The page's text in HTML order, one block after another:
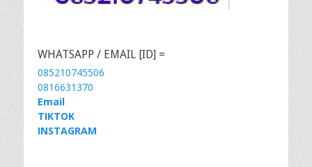
WHATSAPP / EMAIL [ID] =
085210745506
0816631370
Email
TIKTOK
INSTAGRAM